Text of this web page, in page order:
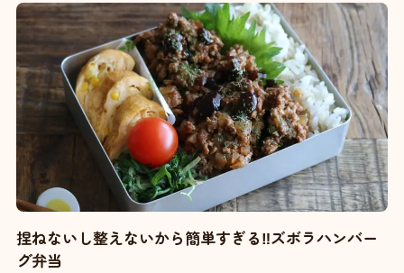
捏ねないし整えないから簡単すぎる‼ズボラハンバー
グ弁当